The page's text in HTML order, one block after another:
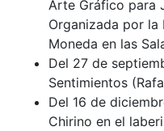
Arte Gráfico para
Organizada por la
Moneda en las
Del 27 de
Sentimientos
Del 16 de
Chirino en el